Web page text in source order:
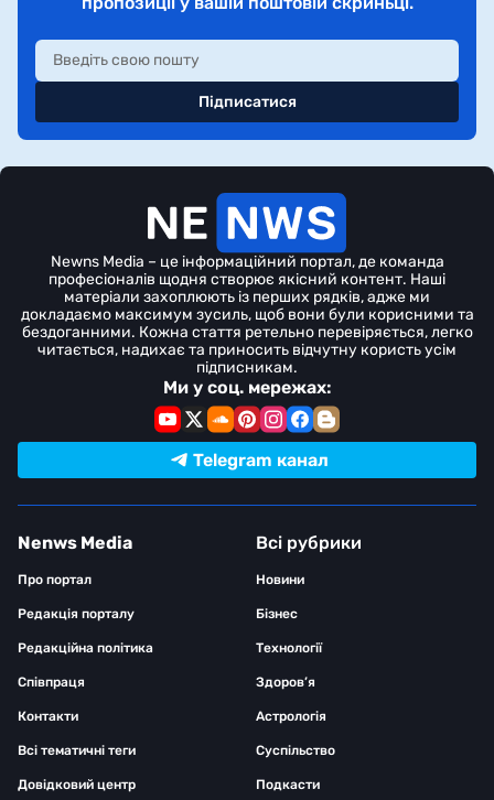
Підписатися
Newns Media – це інформаційний портал, де команда
професіоналів щодня створює якісний контент. Наші
матеріали захоплюють із перших рядків, адже ми
докладаємо максимум зусиль, щоб вони були корисними та
бездоганними. Кожна стаття ретельно перевіряється, легко
читається, надихає та приносить відчутну користь усім
підписникам.
Ми у соц. мережах:
Telegram канал
Nenws Media
Про портал
Редакція порталу
Редакційна політика
Співпраця
Контакти
Всі тематичні теги
Довідковий центр
Всі рубрики
Новини
Бізнес
Технології
Здоров’я
Астрологія
Суспільство
Подкасти